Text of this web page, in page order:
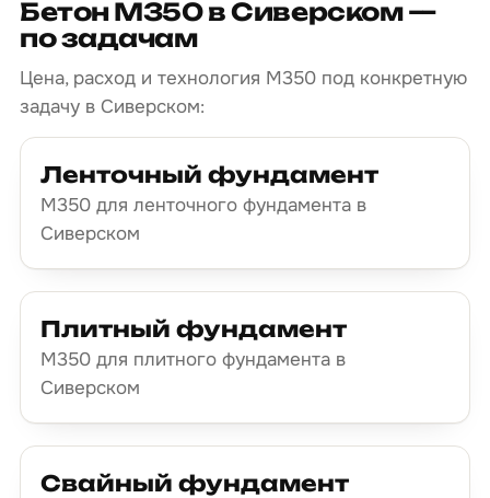
Бетон М350 в Сиверском —
по задачам
Цена, расход и технология М350 под конкретную
задачу в Сиверском:
Ленточный фундамент
М350 для ленточного фундамента в
Сиверском
Плитный фундамент
М350 для плитного фундамента в
Сиверском
Свайный фундамент